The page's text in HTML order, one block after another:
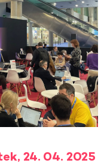
24. 04. 2025